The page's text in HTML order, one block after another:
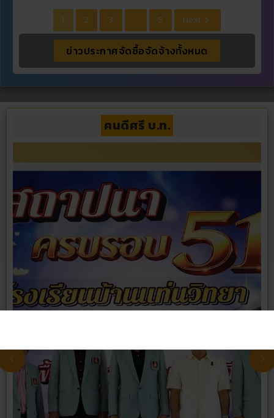
1 2 3 … 5 Next
ข่าวประกาศจัดซื้อจัดจ้างทั้งหมด
คนดีศรี บ.ท.